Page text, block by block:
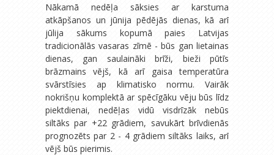
Nākamā nedēļa sāksies ar karstuma
atkāpšanos un jūnija pēdējās dienas, kā arī
jūlija sākums kopumā paies Latvijas
tradicionālās vasaras zīmē - būs gan lietainas
dienas, gan saulaināki brīži, bieži pūtīs
brāzmains vējš, kā arī gaisa temperatūra
svārstīsies ap klimatisko normu. Vairāk
nokrišņu komplektā ar spēcīgāku vēju būs līdz
piektdienai, nedēļas vidū visdrīzāk nebūs
siltāks par +22 grādiem, savukārt brīvdienās
prognozēts par 2 - 4 grādiem siltāks laiks, arī
vējš būs pierimis.